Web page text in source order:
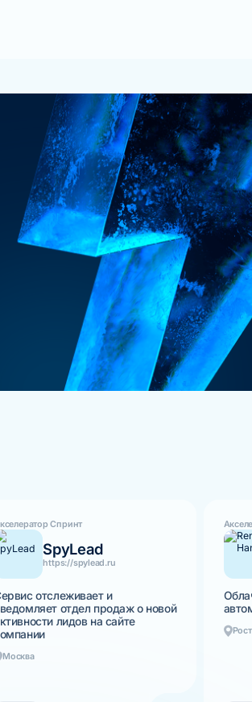
Спринт
SpyLead
https://spylead.ru
отслеживает и
отдел продаж о новой
лидов на сайте
Москва